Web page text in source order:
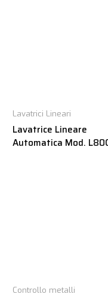
Lavatrici Lineari
Lavatrice Lineare
Automatica Mod.
Controllo metalli